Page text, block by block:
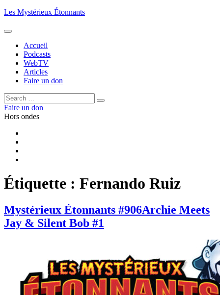
Aller
contenu
Les Mystérieux Étonnants
Accueil
Podcasts
WebTV
Articles
Faire un don
Rechercher :
Rechercher
Faire un don
Hors ondes
Étiquette : Fernando Ruiz
Mystérieux Étonnants #906Archie Meets
Jay & Silent Bob #1